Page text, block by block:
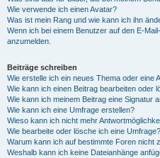
Wie verwende ich einen Avatar?
Was ist mein Rang und wie kann ich ihn
Wenn ich bei einem Benutzer auf den E-
anzumelden.
Beiträge schreiben
Wie erstelle ich ein neues Thema oder eine
Wie kann ich einen Beitrag bearbeiten oder
Wie kann ich meinem Beitrag eine Signatur
Wie kann ich eine Umfrage erstellen?
Wieso kann ich nicht mehr
Wie bearbeite oder lösche ich eine Umfrage?
Warum kann ich auf bestimmte Foren nicht
Weshalb kann ich keine Dateianhänge